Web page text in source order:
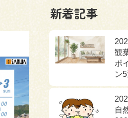
新着記事
観
ポ
ン
自